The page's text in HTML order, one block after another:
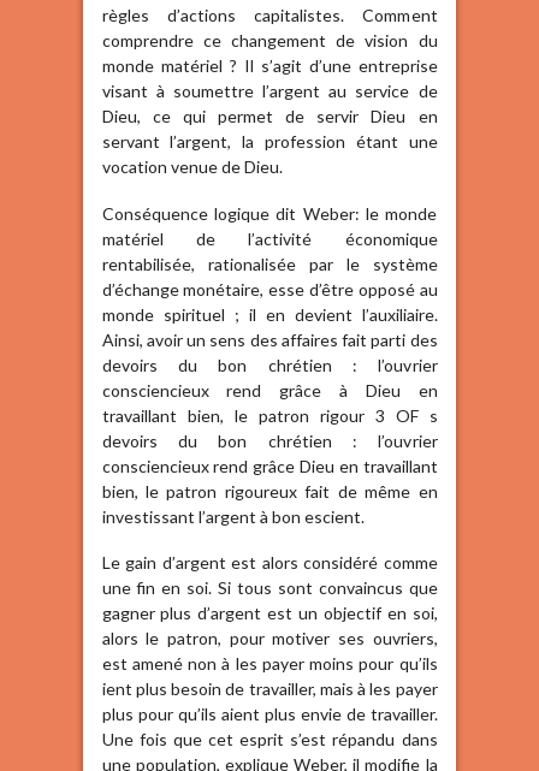
règles d’actions capitalistes. Comment
comprendre ce changement de vision du
monde matériel ? Il s’agit d’une entreprise
visant à soumettre l’argent au service de
Dieu, ce qui permet de servir Dieu en
servant l’argent, la profession étant une
vocation venue de Dieu.
Conséquence logique dit Weber: le monde
matériel de l’activité économique
rentabilisée, rationalisée par le système
d’échange monétaire, esse d’être opposé au
monde spirituel ; il en devient l’auxiliaire.
Ainsi, avoir un sens des affaires fait parti des
devoirs du bon chrétien : l’ouvrier
consciencieux rend grâce à Dieu en
travaillant bien, le patron rigour 3 OF s
devoirs du bon chrétien : l’ouvrier
consciencieux rend grâce Dieu en travaillant
bien, le patron rigoureux fait de même en
investissant l’argent à bon escient.
Le gain d’argent est alors considéré comme
une fin en soi. Si tous sont convaincus que
gagner plus d’argent est un objectif en soi,
alors le patron, pour motiver ses ouvriers,
est amené non à les payer moins pour qu’ils
ient plus besoin de travailler, mais à les payer
plus pour qu’ils aient plus envie de travailler.
Une fois que cet esprit s’est répandu dans
une population, explique Weber, il modifie la